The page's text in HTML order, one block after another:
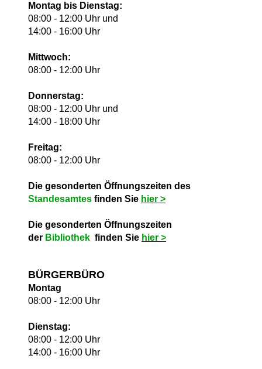
Montag bis Dienstag:
08:00 - 12:00 Uhr und
14:00 - 16:00 Uhr
Mittwoch:
08:00 - 12:00 Uhr
Donnerstag:
08:00 - 12:00 Uhr und
14:00 - 18:00 Uhr
Freitag:
08:00 - 12:00 Uhr
Die gesonderten Öffnungszeiten des
Standesamtes finden Sie hier >
Die gesonderten Öffnungszeiten
der Bibliothek finden Sie hier >
BÜRGERBÜRO
Montag
08:00 - 12:00 Uhr
Dienstag:
08:00 - 12:00 Uhr
14:00 - 16:00 Uhr